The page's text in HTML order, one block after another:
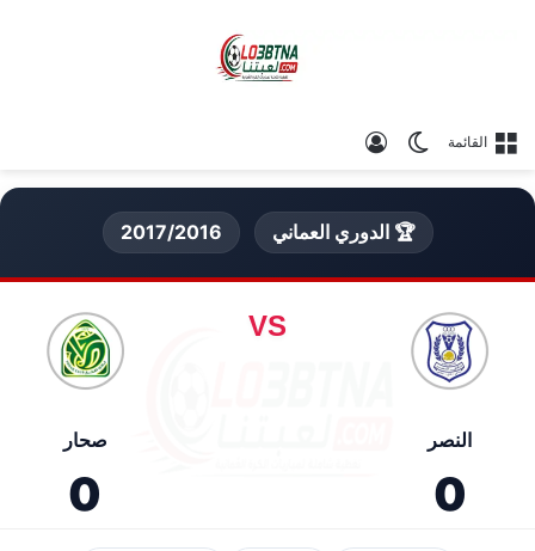
القائمة الوضع المظلم
🏆 الدوري العماني 2017/2016
النصر
0
VS
صحار
0